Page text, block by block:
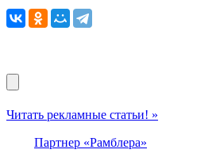
Читать рекламные статьи! »
Партнер «Рамблера»